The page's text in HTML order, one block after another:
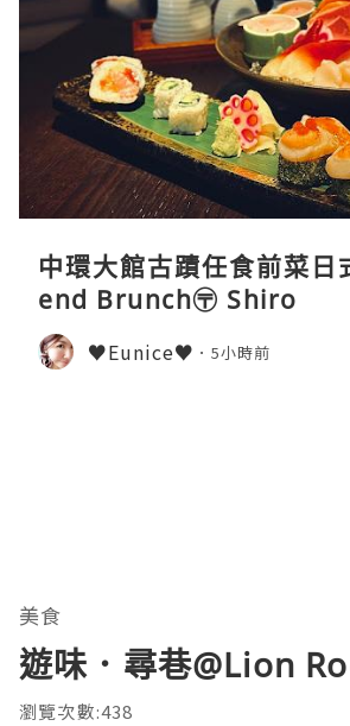
中環大館古蹟任食前菜日
end Brunch〶 Shiro
♥Eunice♥ 5小時前
美食
遊味．尋巷@Lion
瀏覽次數:438